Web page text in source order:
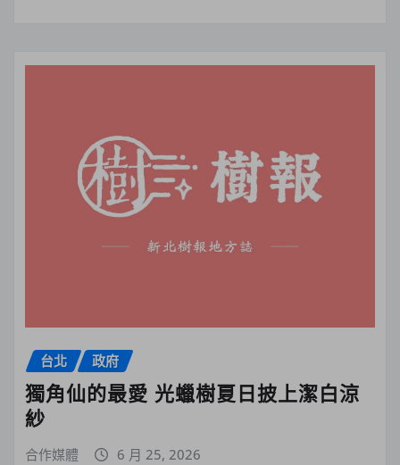
台北 政府
獨角仙的最愛 光蠟樹夏日披上潔白涼
紗
合作媒體 6 月 25, 2026